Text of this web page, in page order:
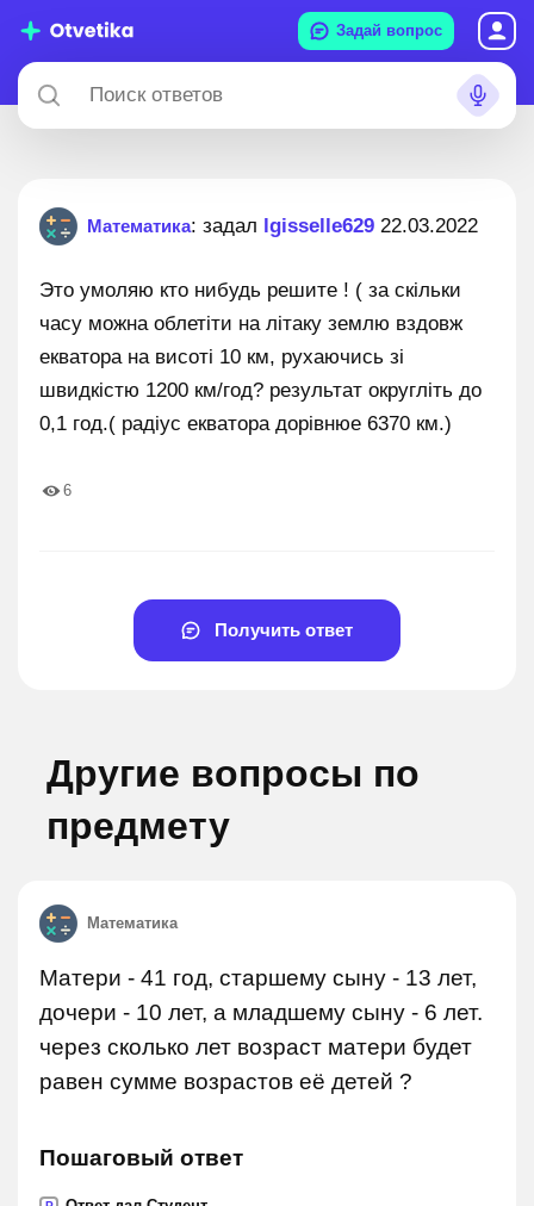
Задай вопрос
Математика: задал lgisselle629 22.03.2022
Это умоляю кто нибудь решите ! ( за скільки
часу можна облетіти на літаку землю вздовж
екватора на висоті 10 км, рухаючись зі
швидкістю 1200 км/год? результат округліть до
0,1 год.( радіус екватора дорівнюе 6370 км.)
6
Получить ответ
Другие вопросы по
предмету
Математика
Матери - 41 год, старшему сыну - 13 лет,
дочери - 10 лет, а младшему сыну - 6 лет.
через сколько лет возраст матери будет
равен сумме возрастов её детей ?
Пошаговый ответ